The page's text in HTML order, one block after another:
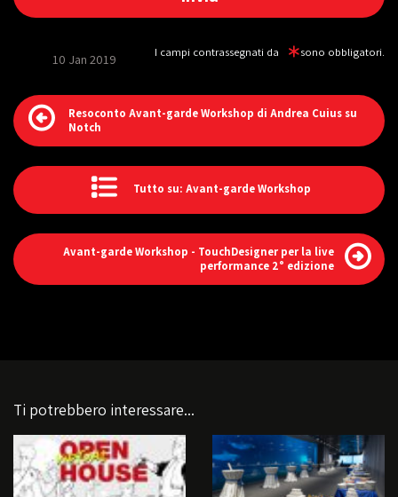
I campi contrassegnati da sono obbligatori.
10 Jan 2019
Resoconto Avant-garde Workshop di Andrea Cuius su
Notch
Tutto su: Avant-garde Workshop
Avant-garde Workshop - TouchDesigner per la live
performance 2° edizione
Ti potrebbero interessare...